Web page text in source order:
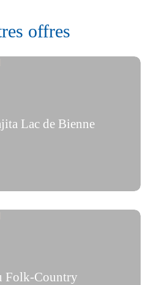
offres
Lac de Bienne
Folk-Country